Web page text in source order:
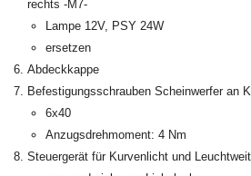
rechts -M7-
Lampe 12V, PSY 24W
ersetzen
Abdeckkappe
Befestigungsschrauben Scheinwerfer an
6x40
Anzugsdrehmoment: 4 Nm
Steuergerät für Kurvenlicht und